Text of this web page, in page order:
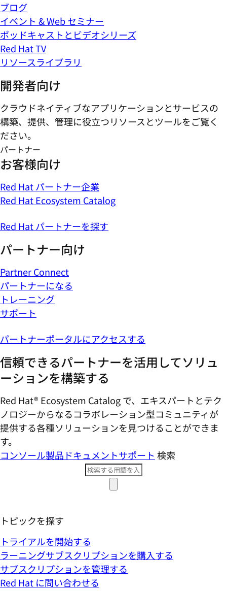
ブログ
イベント & Web セミナー
ポッドキャストとビデオシリーズ
Red Hat TV
リソースライブラリ
開発者向け
クラウドネイティブなアプリケーションとサービスの
構築、提供、管理に役立つリソースとツールをご覧く
ださい。
パートナー
お客様向け
Red Hat パートナー企業
Red Hat Ecosystem Catalog
Red Hat パートナーを探す
パートナー向け
Partner Connect
パートナーになる
トレーニング
サポート
パートナーポータルにアクセスする
信頼できるパートナーを活用してソリュ
ーションを構築する
Red Hat® Ecosystem Catalog で、エキスパートとテク
ノロジーからなるコラボレーション型コミ​ュニティが
提供する各種ソリューションを見つけることができま
す。
コンソール製品ドキュメントサポート 検索
トピックを探す
トライアルを開始する
ラーニングサブスクリプションを購入する
サブスクリプションを管理する
Red Hat に問い合わせる